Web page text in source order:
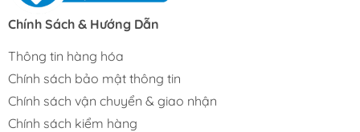
Chính Sách & Hướng Dẫn
Thông tin hàng hóa
Chính sách bảo mật thông tin
Chính sách vận chuyển & giao nhận
Chính sách kiểm hàng